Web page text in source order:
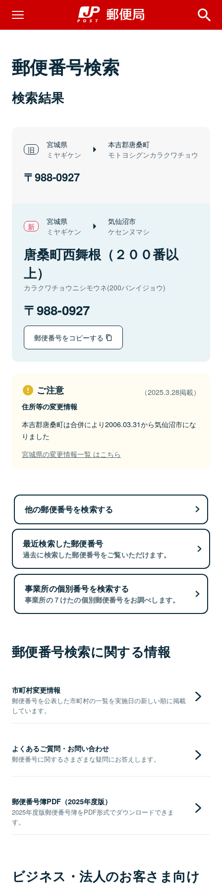
郵便番号検索
検索結果
宮城県
ミヤギケン
本吉郡唐桑町
モトヨシグンカラクワチョウ
988-0927
宮城県
ミヤギケン
気仙沼市
ケセンヌマシ
唐桑町西舞根（２００番以
上）
カラクワチョウニシモウネ(200バンイジョウ)
988-0927
郵便番号をコピーする
ご注意 （2025.3.28掲載）
住所等の変更情報
本吉郡唐桑町は合併により2006.03.31から気仙沼市にな
りました
宮城県の変更情報一覧 はこちら
他の郵便番号を検索する
最近検索した郵便番号
過去に検索した郵便番号をご覧いただけます。
事業所の個別番号を検索する
事業所の７けたの個別郵便番号をお調べします。
郵便番号検索に関する情報
市町村変更情報
郵便番号を公表した市町村の一覧を実施日の新しい順に掲載
しています。
よくあるご質問・お問い合わせ
郵便番号に関するさまざまな疑問にお答えします。
郵便番号簿PDF（2025年度版）
2025年度版郵便番号簿をPDF形式でダウンロードできま
す。
ビジネス・法人のお客さま向け